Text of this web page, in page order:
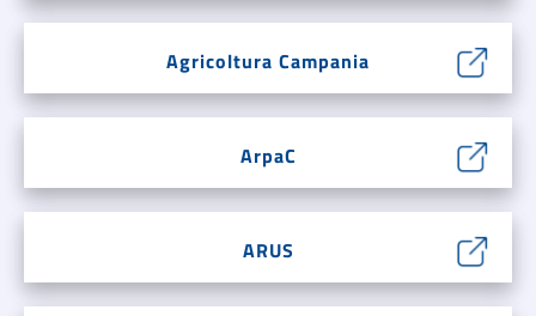
Agricoltura Campania
ArpaC
ARUS